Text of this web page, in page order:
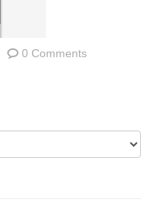
0 Comments